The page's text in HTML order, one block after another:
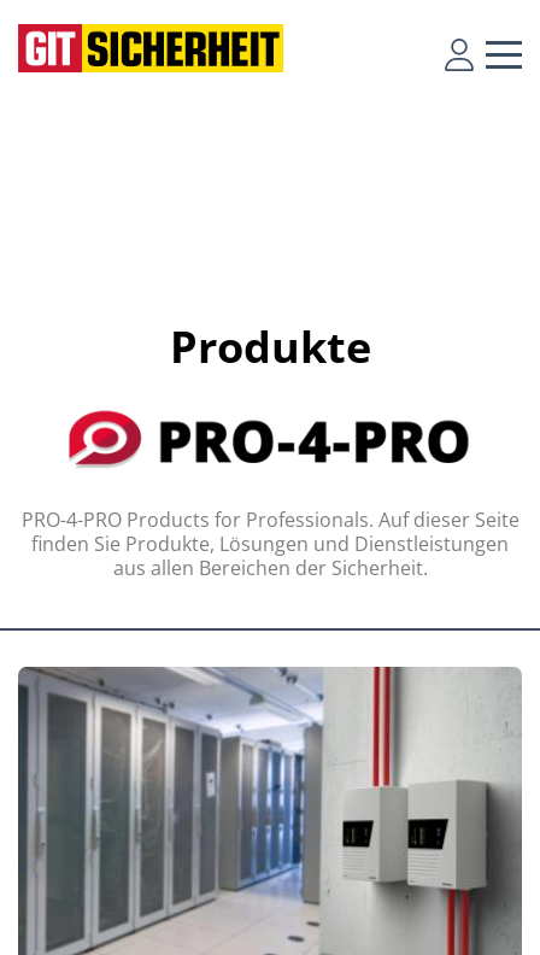
Produkte
PRO-4-PRO Products for Professionals. Auf dieser Seite
finden Sie Produkte, Lösungen und Dienstleistungen
aus allen Bereichen der Sicherheit.